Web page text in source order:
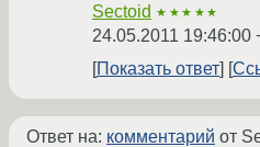
Sectoid ★★★★★
24.05.2011 19:46:00
Показать ответ
Ответ на: комментарий от